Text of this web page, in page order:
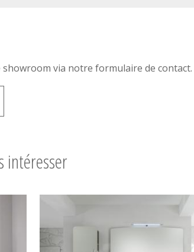
via notre formulaire de contact.
intéresser